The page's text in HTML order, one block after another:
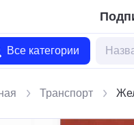
Все категории
Транспорт